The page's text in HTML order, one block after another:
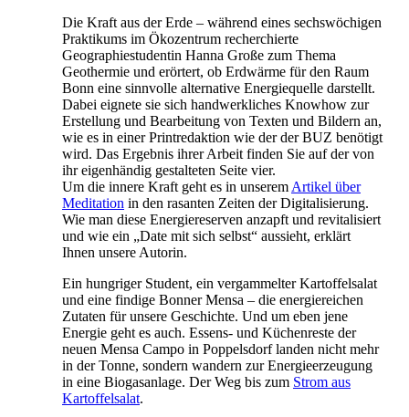
Die Kraft aus der Erde – während eines sechswöchigen
Praktikums im Ökozentrum recherchierte
Geographiestudentin Hanna Große zum Thema
Geothermie und erörtert, ob Erdwärme für den Raum
Bonn eine sinnvolle alternative Energiequelle darstellt.
Dabei eignete sie sich handwerkliches Knowhow zur
Erstellung und Bearbeitung von Texten und Bildern an,
wie es in einer Printredaktion wie der der BUZ benötigt
wird. Das Ergebnis ihrer Arbeit finden Sie auf der von
ihr eigenhändig gestalteten Seite vier.
Um die innere Kraft geht es in unserem Artikel über
Meditation in den rasanten Zeiten der Digitalisierung.
Wie man diese Energiereserven anzapft und revitalisiert
und wie ein „Date mit sich selbst“ aussieht, erklärt
Ihnen unsere Autorin.
Ein hungriger Student, ein vergammelter Kartoffelsalat
und eine findige Bonner Mensa – die energiereichen
Zutaten für unsere Geschichte. Und um eben jene
Energie geht es auch. Essens- und Küchenreste der
neuen Mensa Campo in Poppelsdorf landen nicht mehr
in der Tonne, sondern wandern zur Energieerzeugung
in eine Biogasanlage. Der Weg bis zum Strom aus
Kartoffelsalat.